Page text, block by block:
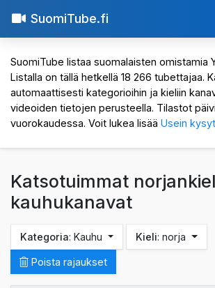
SuomiTube.fi
SuomiTube listaa suomalaisten omistamia
Listalla on tällä hetkellä 18 266 tubettajaa.
automaattisesti kategorioihin ja kieliin
videoiden tietojen perusteella. Tilastot
vuorokaudessa. Voit lukea lisää Usein
Katsotuimmat
kauhukanavat
Kategoria: Kauhu Kieli: norja
Poista rajaukset